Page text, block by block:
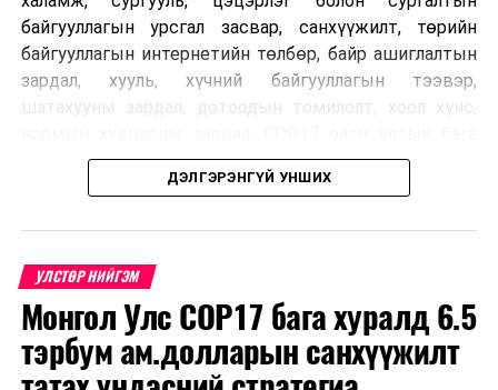
байгууллагын урсгал засвар, санхүүжилт, төрийн
байгууллагын интернетийн төлбөр, байр ашиглалтын
зардал, хууль, хүчний байгууллагын тээвэр,
хурлын зардал, Засгийн газрын өр, орон нутгийн нөөц
хөрөнгийн санхүүжилтийг хэвийн үргэлжлүүлэхээр
Харин дараах зардлыг хязгаарлахаар болсон байна.
Үүнд:
Олон улсын болон Засгийн газрын
шийдвэртэйгээс бусад хурал, зөвлөгөөн, ой,
ДЭЛГЭРЭНГҮЙ УНШИХ
УЛСТӨР НИЙГЭМ
Монгол Улс COP17 бага хуралд 6.5
тэрбум ам.долларын санхүүжилт